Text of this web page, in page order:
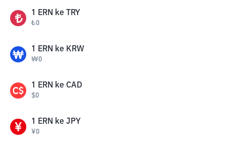
1 ERN ke TRY
₺0
1 ERN ke KRW
₩0
1 ERN ke CAD
$0
1 ERN ke JPY
¥0